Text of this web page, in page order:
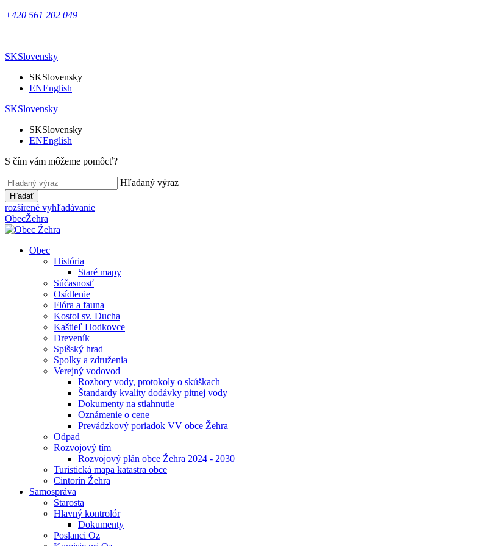
+420 561 202 049
SKSlovensky
SKSlovensky
ENEnglish
SKSlovensky
SKSlovensky
ENEnglish
S čím vám môžeme pomôcť?
Hľadaný výraz
Hľadať
rozšírené vyhľadávanie
ObecŽehra
Obec
História
Staré mapy
Súčasnosť
Osídlenie
Flóra a fauna
Kostol sv. Ducha
Kaštieľ Hodkovce
Dreveník
Spišský hrad
Spolky a združenia
Verejný vodovod
Rozbory vody, protokoly o skúškach
Štandardy kvality dodávky pitnej vody
Dokumenty na stiahnutie
Oznámenie o cene
Prevádzkový poriadok VV obce Žehra
Odpad
Rozvojový tím
Rozvojový plán obce Žehra 2024 - 2030
Turistická mapa katastra obce
Cintorín Žehra
Samospráva
Starosta
Hlavný kontrolór
Dokumenty
Poslanci Oz